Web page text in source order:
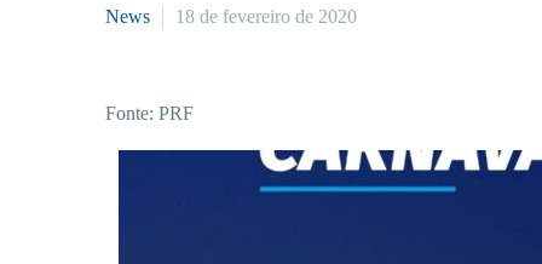
News 18 de fevereiro de 2020
Fonte: PRF